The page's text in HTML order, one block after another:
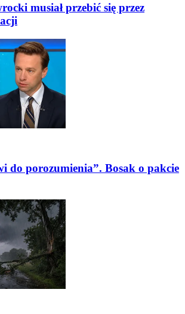
musiał przebić się przez
do porozumienia”. Bosak o pakcie